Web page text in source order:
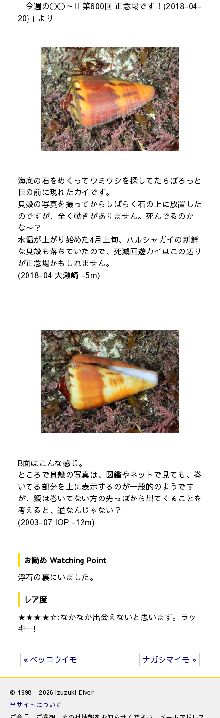
「今週の〇〇～!! 第600回 正念場です！(2018-04-
20)」より
海底の石をめくってウミウシを探してたらぽろっと
目の前に現れたカイです。
貝殻の写真を撮ってからしばらく石の上に放置した
のですが、全く動きがありません。死んでるのか
な〜？
水温が上がり始めた4月上旬、ハルシャガイの新鮮
な貝殻も落ちていたので、死滅回遊カイはこの辺り
が正念場かもしれません。
(2018-04 大瀬崎 -5m)
B面はこんな感じ。
ところで貝殻の写真は、図鑑やネットで見ても、巻
いてる部分を上に表示するのが一般的のようです
が、顔は巻いてない方の先っぽから出てくることを
考えると、逆なんじゃない？
(2003-07 IOP -12m)
お勧め Watching Point
浮石の裏にいました。
レア度
★★★★☆:なかなか出会えないと思います。ラッ
キー!
« ベッコウイモ ナガシマイモ »
© 1998 - 2026 Izuzuki Diver
当サイトについて